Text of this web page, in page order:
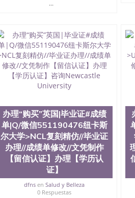
较高性价比，通过品质和效率不断优
公司专业制作、办理、仿制、成绩
文凭、假文凭假毕业证假学历书制作
认证、留服认证、使馆认证、使馆证
认证、留学生学历认证、留学生学位
历、新西兰学历认证等q:551190476
University）圣何塞州立大学毕业证
University）圣何塞州立大学成绩单（
State University）圣何塞州立大学（
University）圣何塞州立大学（ San
圣何塞州立大学文凭（San Jose
圣何塞州立大学文凭（San Jose
塞州立大学学历（San Jose State
大学学历（San Jose State
（San Jose State University）圣何
State University）圣何塞州立大学学
State University）圣何塞州立大学学
...
办理“购买”英国|毕业证#成绩
单|Q/微信551190476纽卡斯
尔大学>NCL复刻精仿//毕业证
办理//成绩单修改//文凭制作
【留信认证】办理【学历认
证】
dfns enSalud y Belleza
0 Respuestas